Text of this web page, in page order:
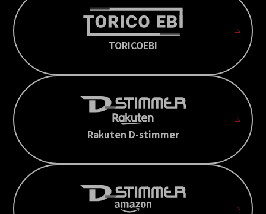
TORICOEBI
Rakuten D-stimmer